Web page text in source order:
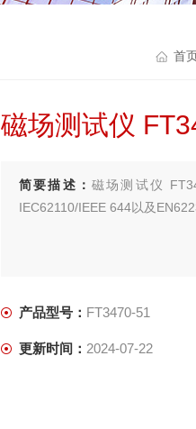
首
磁场测试仪
简要描述：磁场测试仪
IEC62110/IEEE 644以及
产品型号： FT3470-51
更新时间： 2024-07-22